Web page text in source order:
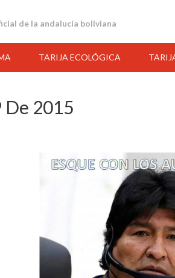
de la andalucía boliviana
TARIJA ECOLÓGICA
De 2015